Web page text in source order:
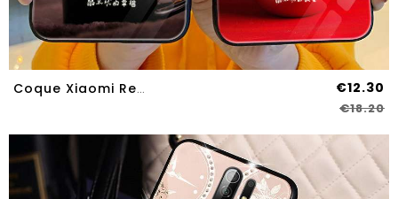
Coque Xiaomi Redmi 9 Verre Personnalité Silicone Créatif Net Rouge Incassable Protection €12.30
€18.20